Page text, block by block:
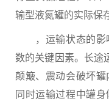
输型液氮罐的实际保
，运输状态的影
数的关键因素。长途
颠簸、震动会破坏罐
同时运输过程中罐